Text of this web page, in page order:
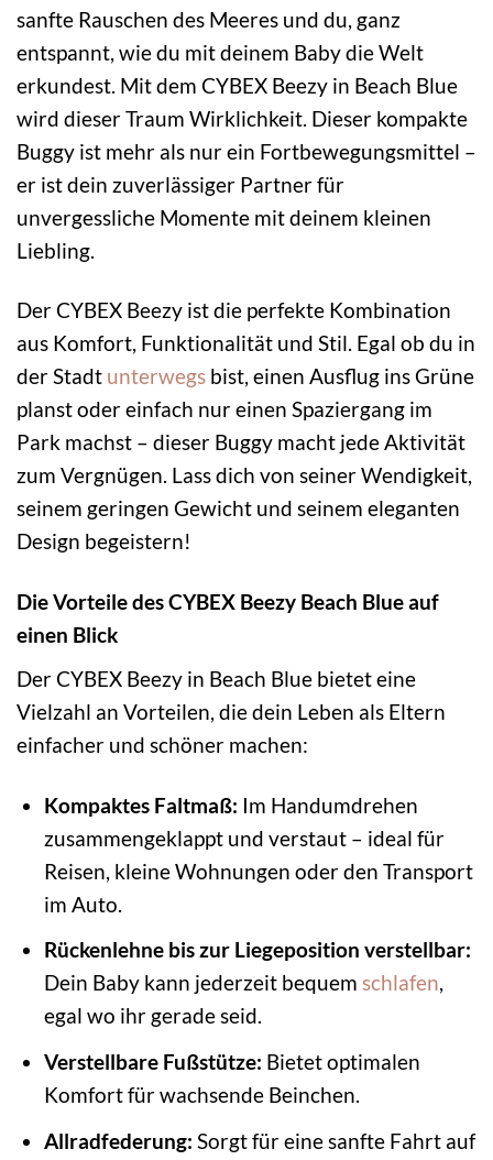
sanfte Rauschen des Meeres und du, ganz
entspannt, wie du mit deinem Baby die Welt
erkundest. Mit dem CYBEX Beezy in Beach Blue
wird dieser Traum Wirklichkeit. Dieser kompakte
Buggy ist mehr als nur ein Fortbewegungsmittel –
er ist dein zuverlässiger Partner für
unvergessliche Momente mit deinem kleinen
Liebling.
Der CYBEX Beezy ist die perfekte Kombination
aus Komfort, Funktionalität und Stil. Egal ob du in
der Stadt unterwegs bist, einen Ausflug ins Grüne
planst oder einfach nur einen Spaziergang im
Park machst – dieser Buggy macht jede Aktivität
zum Vergnügen. Lass dich von seiner Wendigkeit,
seinem geringen Gewicht und seinem eleganten
Design begeistern!
Die Vorteile des CYBEX Beezy Beach Blue auf
einen Blick
Der CYBEX Beezy in Beach Blue bietet eine
Vielzahl an Vorteilen, die dein Leben als Eltern
einfacher und schöner machen:
Kompaktes Faltmaß: Im Handumdrehen
zusammengeklappt und verstaut – ideal für
Reisen, kleine Wohnungen oder den Transport
im Auto.
Rückenlehne bis zur Liegeposition verstellbar:
Dein Baby kann jederzeit bequem schlafen,
egal wo ihr gerade seid.
Verstellbare Fußstütze: Bietet optimalen
Komfort für wachsende Beinchen.
Allradfederung: Sorgt für eine sanfte Fahrt auf